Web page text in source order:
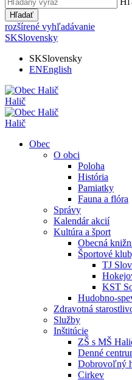
Hľadať
rozšírené vyhľadávanie
SKSlovensky
SKSlovensky
ENEnglish
Halič
Halič
Obec
O obci
Poloha
História
Pamiatky
Fauna a flóra
Správy
Kalendár akcií
Kultúra a šport
Obecná
Športové
TJ
KST
Hudobno-
Zdravotná
Služby
Inštitúcie
ZŠ s MŠ
Denné
Dobrovoľný
Cirkev